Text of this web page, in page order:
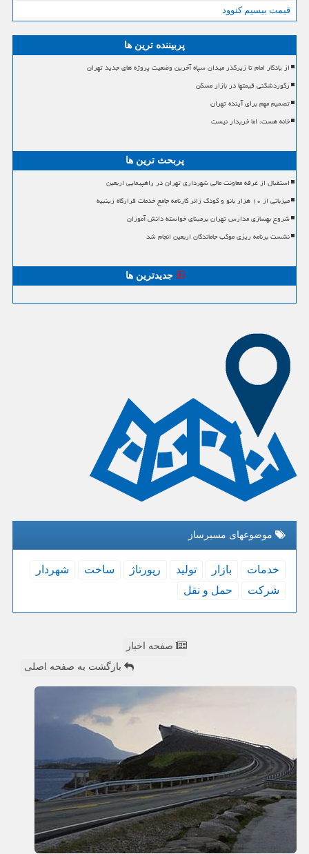
قیمت بیسیم کنوود
پربیننده ترین ها
از یادگار امام تا زیرگذر میدان سپاه آخرین وضعیت پروژه های جدید تهران
رکوردشکنی قیمتها در بازار مسکن
تصمیم مهم برای آینده تهران
خانه هست، اما خریدار نیست
پربحث ترین ها
استقبال از غرفه معاونت مالی شهرداری تهران در راهپیمایی اربعین
میزبانی از ۱۰ هزار بانو و کودک زائر کارنامه جامع خدمات قرارگاه زینبیه
شروع بهسازی مدارس تهران برمبنای خواسته دانش آموزان
نشست برنامه ریزی موکب جاماندگان اربعین انجام شد
جدیدترین ها
موضوعهای مسیرساز
خدمات بازار تولید رپورتاژ ساخت
شهردار
شركت
حمل و نقل
صفحه اخبار
بازگشت به صفحه اصلی